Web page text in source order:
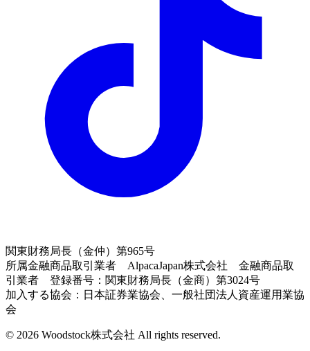
関東財務局長（金仲）第965号
所属金融商品取引業者 AlpacaJapan株式会社 金融商品取
引業者 登録番号：関東財務局長（金商）第3024号
加入する協会：日本証券業協会、一般社団法人資産運用業協
会
© 2026 Woodstock株式会社 All rights reserved.